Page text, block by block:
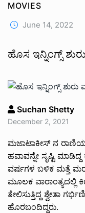
MOVIES
June 14, 2022
ಹೊಸ ಇನ್ನಿಂಗ್ಸ್
Suchan Shetty
December 2, 2021
ಮಜಾಟಾಕೀಸ್ ನ
ಹವಾವನ್ನೇ ಸೃಷ್ಟಿ
ವರ್ಷಗಳ ಬಳಿಕ ಮತ್ತೆ
ಮೂಲಕ ವಾರಾಂತ್ಯದಲ್ಲಿ
ತೇಲಿಸುತ್ತಿದ್ದ ಶ್ವೇತಾ
ಹೊರಬಂದಿದ್ದರು.